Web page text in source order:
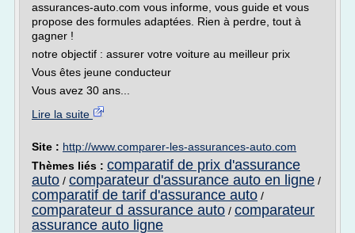
assurances-auto.com vous informe, vous guide et vous
propose des formules adaptées. Rien à perdre, tout à
gagner !
notre objectif : assurer votre voiture au meilleur prix
Vous êtes jeune conducteur
Vous avez 30 ans...
Lire la suite
Site : http://www.comparer-les-assurances-auto.com
Thèmes liés : comparatif de prix d'assurance
auto / comparateur d'assurance auto en ligne /
comparatif de tarif d'assurance auto /
comparateur d assurance auto / comparateur
assurance auto ligne